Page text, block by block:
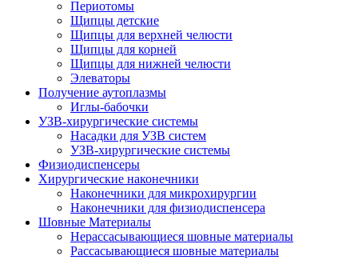
Периотомы
Щипцы детские
Щипцы для верхней челюсти
Щипцы для корней
Щипцы для нижней челюсти
Элеваторы
Получение аутоплазмы
Иглы-бабочки
УЗВ-хирургические системы
Насадки для УЗВ систем
УЗВ-хирургические системы
Физиодиспенсеры
Хирургические наконечники
Наконечники для микрохирургии
Наконечники для физиодиспенсера
Шовные Материалы
Нерассасывающиеся шовные материалы
Рассасывающиеся шовные материалы